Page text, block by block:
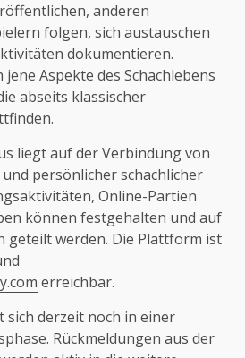
anderen
folgen, sich austauschen
dokumentieren.
Aspekte des Schachlebens
abseits klassischer
liegt auf der Verbindung von
persönlicher schachlicher
Online-Partien
können festgehalten und auf
geteilt werden. Die Plattform ist
erreichbar.
sich derzeit noch in einer
Rückmeldungen aus der